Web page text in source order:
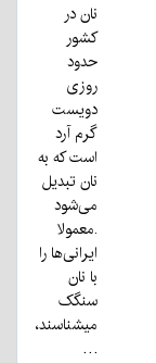
نان در
کشور
حدود
روزی
دویست
گرم آرد
است که به
نان تبدیل
می‌شود
.معمولا
ایرانی‌ها را
با نان
سنگک
میشناسند،
…